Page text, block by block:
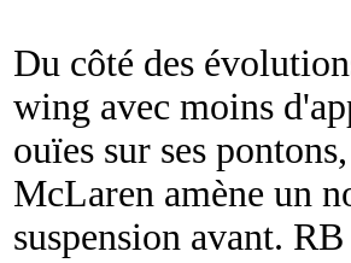
Du côté des
wing avec moins
ouïes sur ses
McLaren amène un
suspension avant.